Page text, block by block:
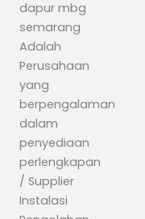
Adalah
Perusahaan
yang
berpengalaman
dalam
penyediaan
perlengkapan
/ Supplier
Instalasi